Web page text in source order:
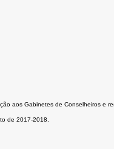
aos Gabinetes de Conselheiros e
de 2017-2018.